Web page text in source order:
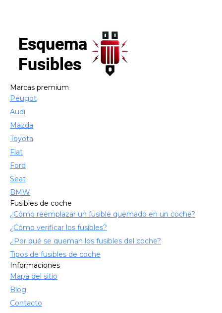
Marcas premium
Peugot
Audi
Mazda
Toyota
Fiat
Ford
Seat
BMW
Fusibles de coche
¿Cómo reemplazar un fusible quemado en un coche?
¿Cómo verificar los fusibles?
¿Por qué se queman los fusibles del coche?
Tipos de fusibles de coche
Informaciones
Mapa del sitio
Blog
Contacto